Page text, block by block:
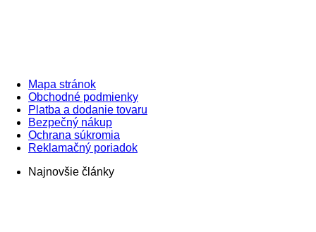
Mapa stránok
Obchodné podmienky
Platba a dodanie tovaru
Bezpečný nákup
Ochrana súkromia
Reklamačný poriadok
Najnovšie články